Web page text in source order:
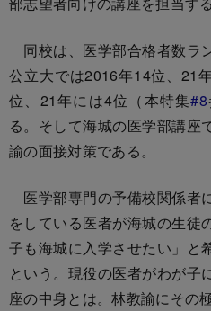
同校は、医学部合格者数ラ
公立大では2016年14位、21
位、21年には4位（本特集#8
る。そして海城の医学部講座
諭の面接対策である。
医学部専門の予備校関係者
をしている医者が海城の生徒
子も海城に入学させたい」と
という。現役の医者がわが子
座の中身とは。林教諭にその